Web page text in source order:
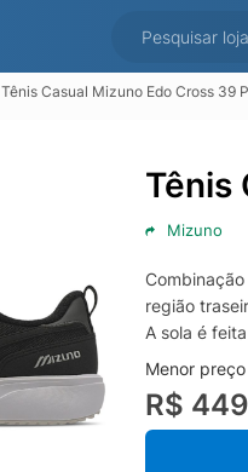
Tênis Casual Mizuno Edo Cross 39
Tênis
Mizuno
região
A sola é
Menor
R$